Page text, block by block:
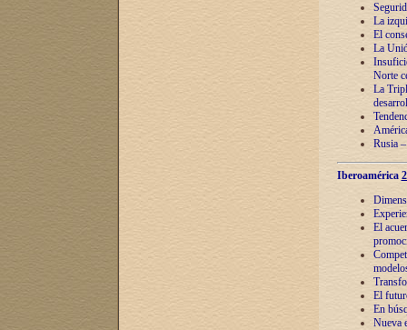
La
El
La
Norte
La
Rusia
Iberoamérica
El
El
En
Nueva